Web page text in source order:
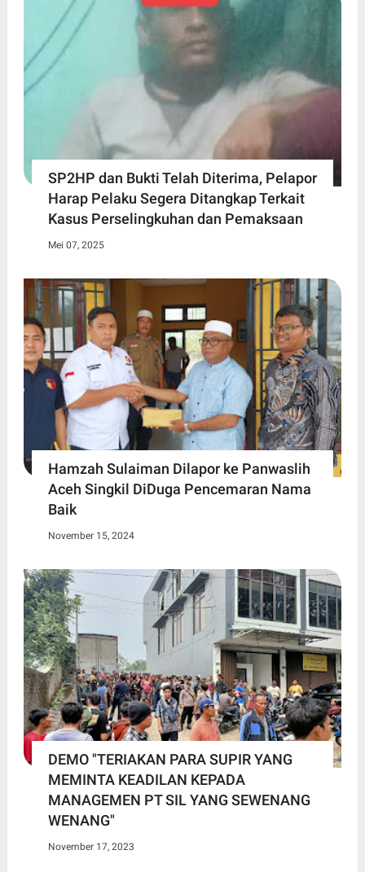
SP2HP dan Bukti Telah Diterima, Pelapor
Harap Pelaku Segera Ditangkap Terkait
Kasus Perselingkuhan dan Pemaksaan
Mei 07, 2025
Hamzah Sulaiman Dilapor ke Panwaslih
Aceh Singkil DiDuga Pencemaran Nama
Baik
November 15, 2024
DEMO "TERIAKAN PARA SUPIR YANG
MEMINTA KEADILAN KEPADA
MANAGEMEN PT SIL YANG SEWENANG
WENANG"
November 17, 2023